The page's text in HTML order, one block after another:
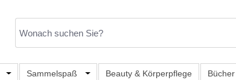
Mode & Accessoires
Öffne oder Schließe das Dropdown der Kategorie Büro,
Sammelspaß Öffne oder Schließe das Dropdown
Beauty & Körperpflege